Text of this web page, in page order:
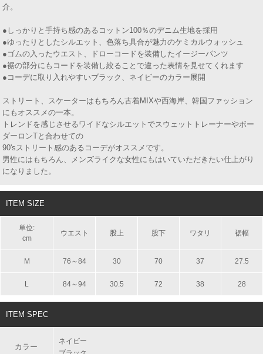
介。
●しっかりと手持ち感のあるコットン100％のデニム生地を採用
●ゆったりとしたシルエット、色落ち具合が魅力のケミカルウォッシュ
●ゴムの入ったウエスト、ドローコードを装備したイージーパンツ
●裾の部分にもコードを装備し絞ることで違った表情を見せてくれます
●コーデに取り入れやすいブラック、ネイビーのカラー展開
ストリート、スケーターはもちろん古着MIXや西海岸、韓国ファッション
にもオススメの一本。
トレンドを感じさせるワイドなシルエットでスウェットトレーナーやボー
ダーロンTと合わせての
90'sストリート感のあるコーデがオススメです。
男性にはもちろん、メンズライクな女性にもはいていただきたい仕上がり
になりました。
ITEM SIZE
単位:
cm
ウエスト 股上 股下 ワタリ 裾幅
M 76～84 30 70 37 27.5
L 84～94 30.5 72 38 28
ITEM SPEC
カラー
ネイビー